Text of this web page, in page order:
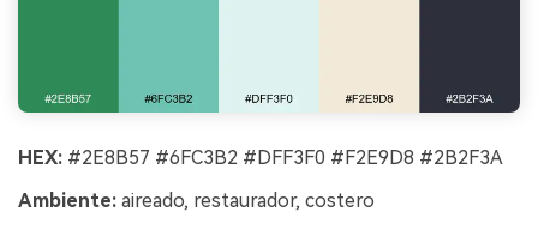
HEX: #2E8B57 #6FC3B2 #DFF3F0 #F2E9D8 #2B2F3A
Ambiente: aireado, restaurador, costero